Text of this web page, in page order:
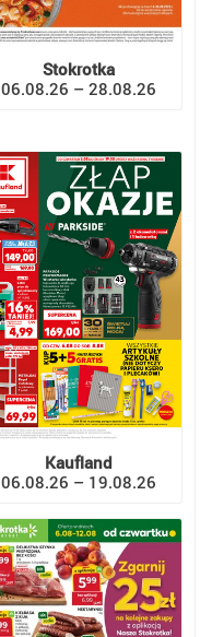
Stokrotka
06.08.26 – 28.08.26
Kaufland
06.08.26 – 19.08.26